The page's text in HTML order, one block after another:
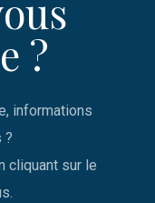
?
informations
?
cliquant sur le